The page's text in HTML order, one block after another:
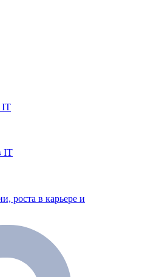
IT
IT
роста в карьере и